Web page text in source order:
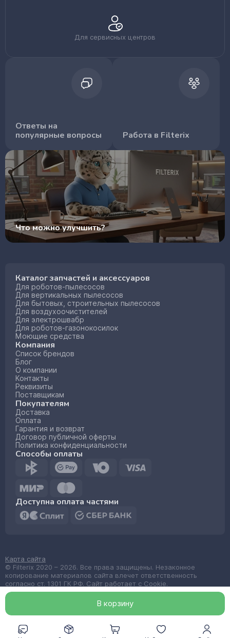
В корзину
Для сервисных центров
Ответы на
популярные вопросы
Работа в Filterix
Что можно улучшить?
Каталог запчастей и аксессуаров
Для роботов-пылесосов
Для вертикальных пылесосов
Для бытовых, строительных пылесосов
Для воздухоочистителей
Для электрошвабр
Для роботов-газонокосилок
Моющие средства
Компания
Список брендов
Блог
О компании
Контакты
Реквизиты
Поставщикам
Покупателям
Доставка
Оплата
Гарантия и возврат
Договор публичной оферты
Политика конфиденциальности
Способы оплаты
Доступна оплата частями
© Filterix 2020 – 2026. Все права защищены. Незаконное
копирование материалов сайта влечет ответственность
согласно ст. 1301 ГК РФ. Сайт работает с Cookie.
Карта сайта
Made by